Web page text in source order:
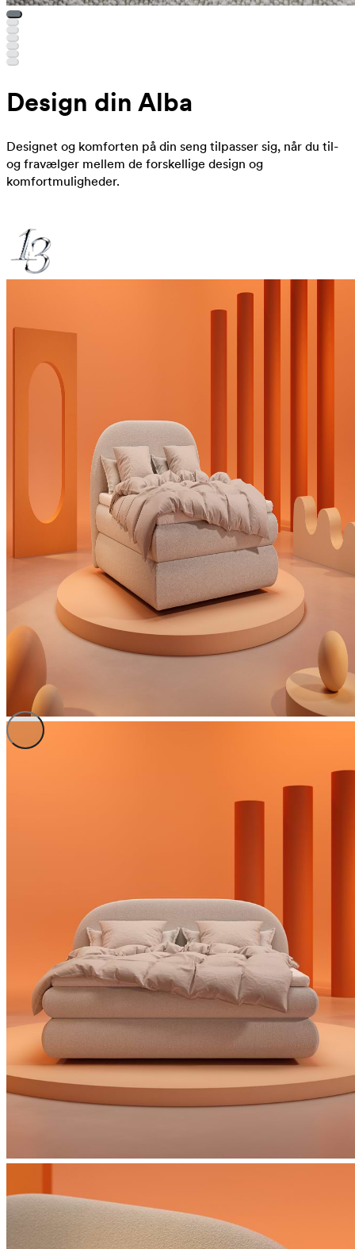
Design din Alba
Designet og komforten på din seng tilpasser sig, når du til-
og fravælger mellem de forskellige design og
komfortmuligheder.